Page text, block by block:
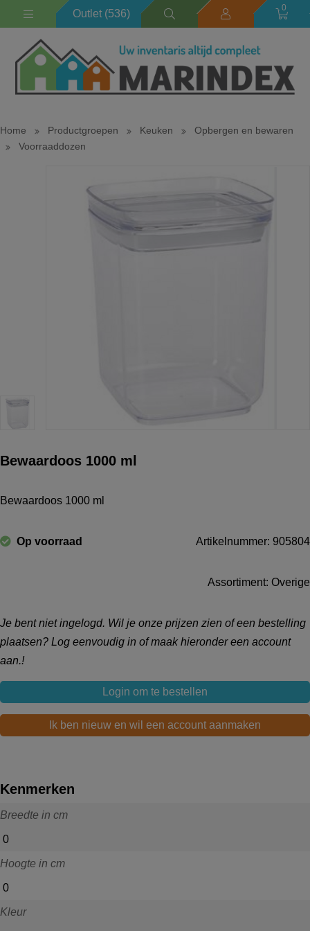
Outlet (536) 0
Home Productgroepen Keuken
Opbergen en bewaren
Voorraaddozen
Bewaardoos 1000 ml
Bewaardoos 1000 ml
Op voorraad Artikelnummer: 905804
Assortiment: Overige
outlet
Je bent niet ingelogd. Wil je onze prijzen zien of een bestelling
plaatsen? Log eenvoudig in of maak hieronder een account
aan.!
Login om te bestellen
Ik ben nieuw en wil een account aanmaken
Kenmerken
Breedte in cm
0
Hoogte in cm
0
Kleur